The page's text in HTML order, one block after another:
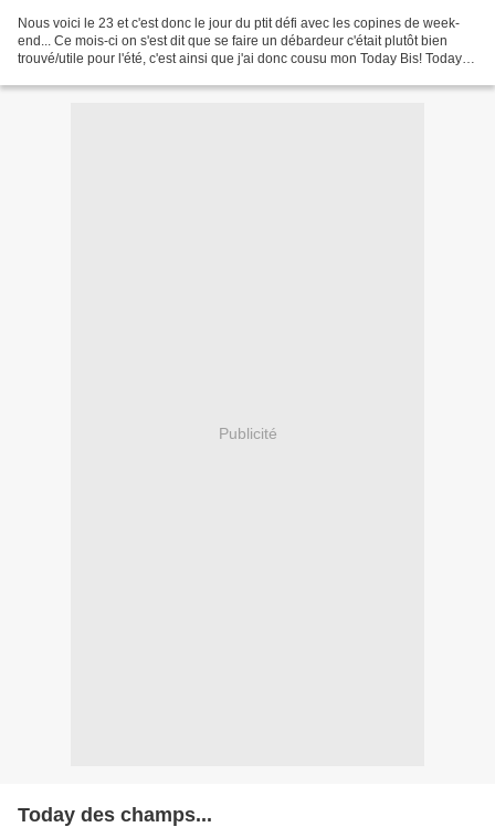
Nous voici le 23 et c'est donc le jour du ptit défi avec les copines de week-
end... Ce mois-ci on s'est dit que se faire un débardeur c'était plutôt bien
trouvé/utile pour l'été, c'est ainsi que j'ai donc cousu mon Today Bis! Today
Publicité
Today des champs...